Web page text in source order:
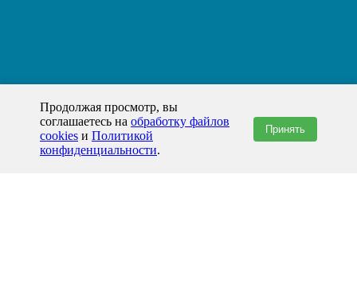
Продолжая просмотр, вы
соглашаетесь на обработку файлов
cookies и Политикой
конфиденциальности.
Принять